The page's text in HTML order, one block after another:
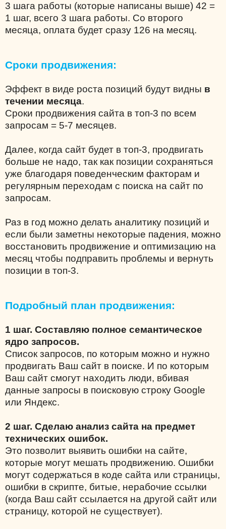
3 шага работы (которые написаны выше) 42 =
1 шаг, всего 3 шага работы. Со второго
месяца, оплата будет сразу 126 на месяц.
Сроки продвижения:
Эффект в виде роста позиций будут видны в
течении месяца.
Сроки продвижения сайта в топ-3 по всем
запросам = 5-7 месяцев.
Далее, когда сайт будет в топ-3, продвигать
больше не надо, так как позиции сохраняться
уже благодаря поведенческим факторам и
регулярным переходам с поиска на сайт по
запросам.
Раз в год можно делать аналитику позиций и
если были заметны некоторые падения, можно
восстановить продвижение и оптимизацию на
месяц чтобы подправить проблемы и вернуть
позиции в топ-3.
Подробный план продвижения:
1 шаг. Составляю полное семантическое
ядро запросов.
Список запросов, по которым можно и нужно
продвигать Ваш сайт в поиске. И по которым
Ваш сайт смогут находить люди, вбивая
данные запросы в поисковую строку Google
или Яндекс.
2 шаг. Сделаю анализ сайта на предмет
технических ошибок.
Это позволит выявить ошибки на сайте,
которые могут мешать продвижению. Ошибки
могут содержаться в коде сайта или страницы,
ошибки в скрипте, битые, нерабочие ссылки
(когда Ваш сайт ссылается на другой сайт или
страницу, которой не существует).